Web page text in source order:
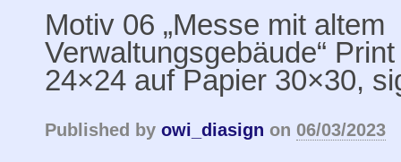
Motiv 06 „Messe mit altem
Verwaltungsgebäude“
24×24 auf Papier 30×30,
Published by owi_diasign on 06/03/2023